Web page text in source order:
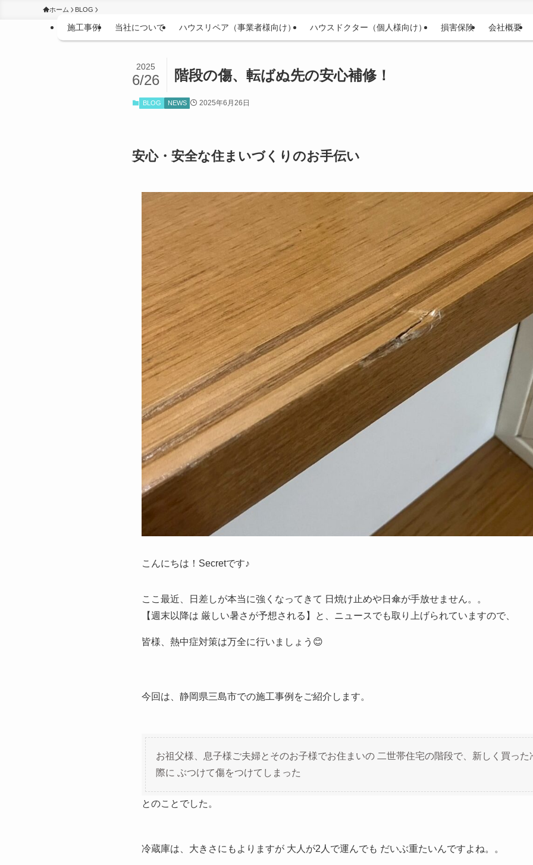
施工事例 当社について ハウスリペア（事業者様向け） ハウスドクター（個人様向け） 損害保険 会社概要
ホーム BLOG
階段の傷、転ばぬ先の安心補修！
2025
6/26
BLOG NEWS 2025年6月26日
安心・安全な住まいづくりのお手伝い
こんにちは！Secretです♪
ここ最近、日差しが本当に強くなってきて 日焼け止めや日傘が手放せません。。
【週末以降は 厳しい暑さが予想される】と、ニュースでも取り上げられていますので、
皆様、熱中症対策は万全に行いましょう😊
今回は、静岡県三島市での施工事例をご紹介します。
お祖父様、息子様ご夫婦とそのお子様でお住まいの 二世帯住宅の階段で、新しく買っ
際に ぶつけて傷をつけてしまった
とのことでした。
冷蔵庫は、大きさにもよりますが 大人が2人で運んでも だいぶ重たいんですよね。。